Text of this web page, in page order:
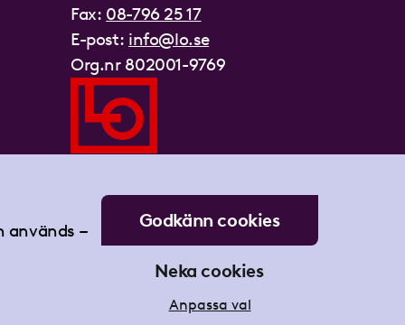
Fax: 08-796 25 17
E-post: info@lo.se
Org.nr 802001-9769
används –
Godkänn cookies
Neka cookies
Anpassa val